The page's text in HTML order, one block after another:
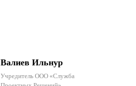
Валиев Ильнур
Учредитель ООО «Служба